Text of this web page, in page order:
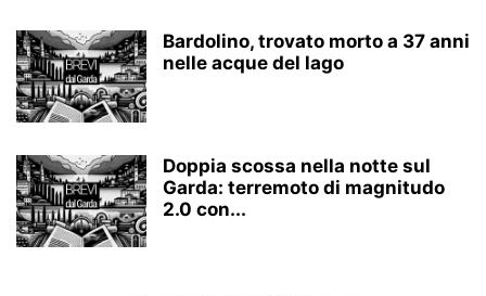
Bardolino, trovato morto a 37 anni
nelle acque del lago
Doppia scossa nella notte sul
Garda: terremoto di magnitudo
2.0 con...